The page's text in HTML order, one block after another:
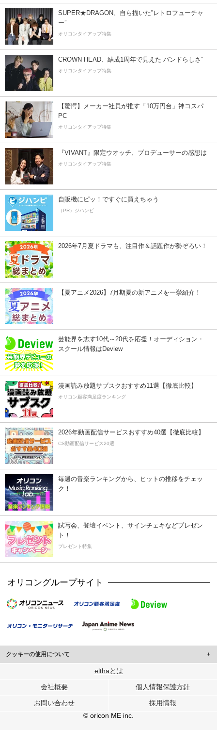
SUPER★DRAGON、自ら描いた”レトロフューチャ
ー”
オリコンタイアップ特集
CROWN HEAD、結成1周年で見えた”バンドらしさ”
オリコンタイアップ特集
【驚愕】メーカー社員が推す「10万円台」神コスパ
PC
オリコンタイアップ特集
『VIVANT』限定ウオッチ、プロデューサーの感想は
オリコンタイアップ特集
自販機にピッ！ですぐに買えちゃう
（PR）ジハンピ
2026年7月夏ドラマも、注目作＆話題作が勢ぞろい！
【夏アニメ2026】7月期夏の新アニメを一挙紹介！
芸能界を志す10代～20代を応援！オーディション・
スクール情報はDeview
漫画読み放題サブスクおすすめ11選【徹底比較】
オリコン顧客満足度ランキング
2026年動画配信サービスおすすめ40選【徹底比較】
CS動画配信サービス20選
毎週の音楽ランキングから、ヒットの推移をチェッ
ク！
試写会、登壇イベント、サインチェキなどプレゼン
ト！
プレゼント特集
オリコングループサイト
クッキーの使用について
このサイトでは Cookie を使用して、ユーザーに合わせたコンテンツや広告の
行っています。
メディアや広告配信、データ解析の各パートナーに提供しています。
各パートナーは、この情報とユーザーが各パートナーに提供した他の情報や、
ユーザーが各パートナーのサービスを使用したときに収集した他の情報を組み
elthaとは
会社概要 個人情報保護方針
お問い合わせ
採用情報
© oricon ME inc.